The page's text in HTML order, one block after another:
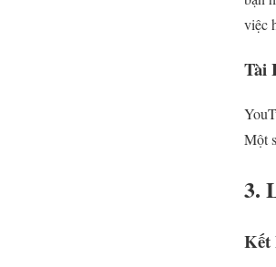
việc
Tài
Một
3.
Kết